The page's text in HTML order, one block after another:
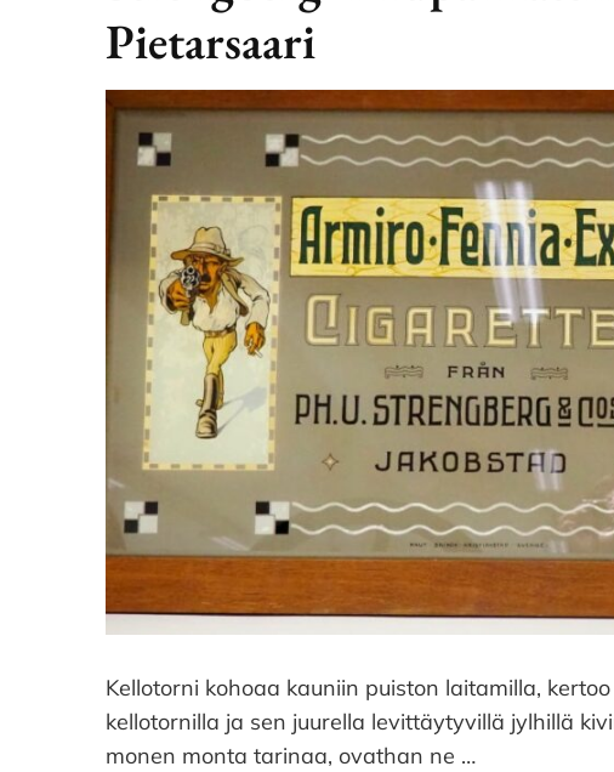
Pietarsaari
Kellotorni kohoaa kauniin puiston laitamilla,
kellotornilla ja sen juurella levittäytyvillä jylhillä
monen monta tarinaa, ovathan ne …